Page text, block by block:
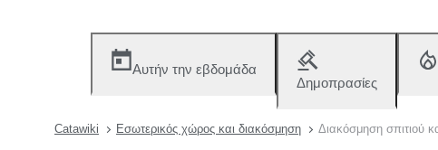
Αυτήν την εβδομάδα
Δημοπρασίες
Catawiki Εσωτερικός χώρος και διακόσμηση Διακόσμηση σπιτιού